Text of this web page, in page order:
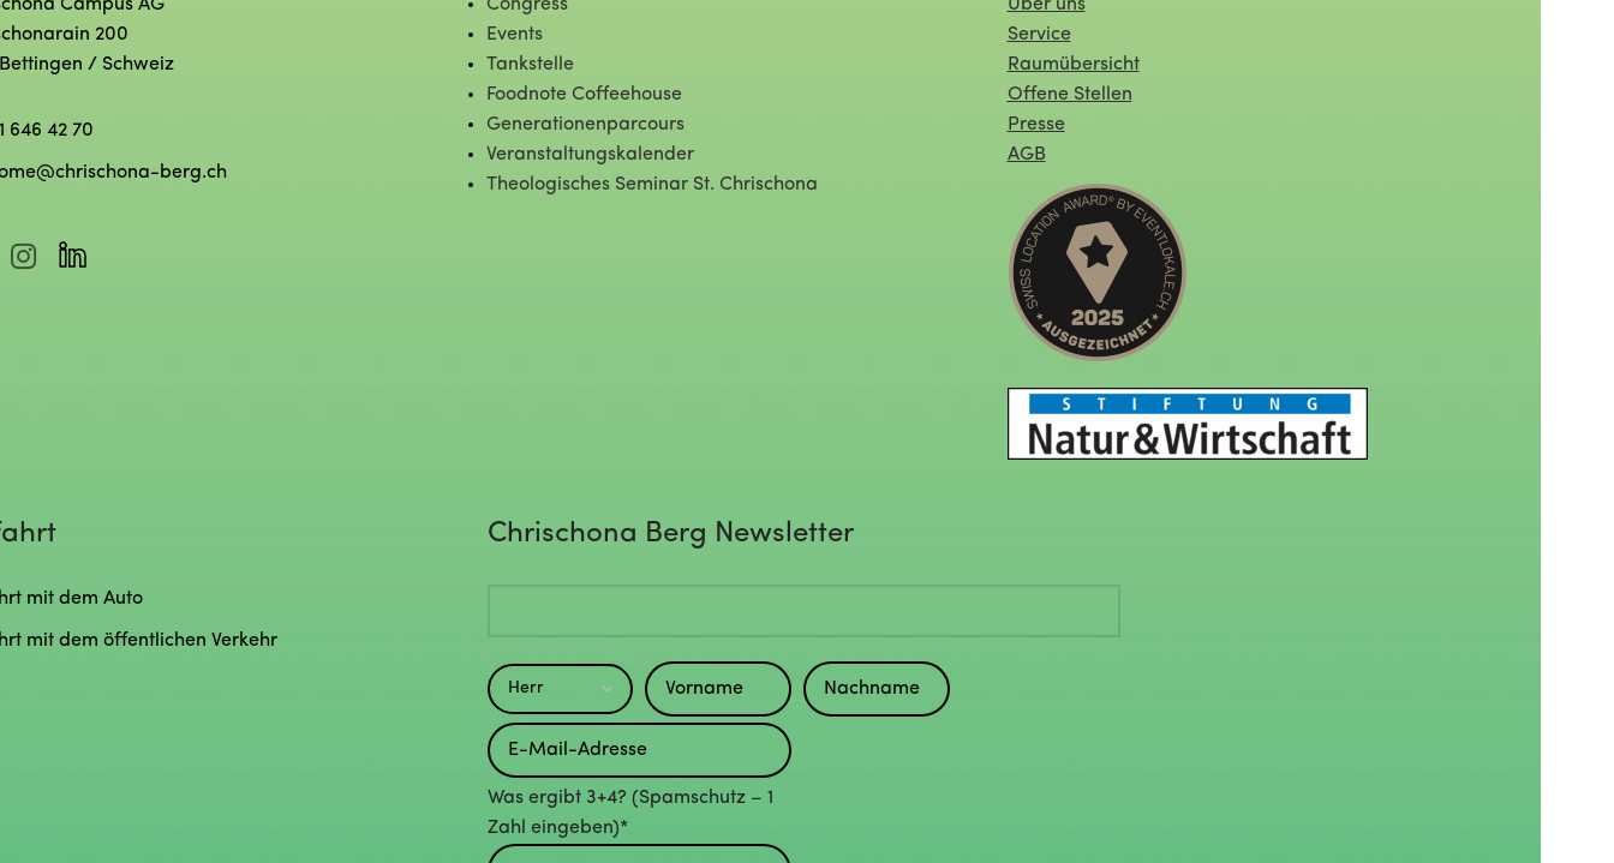
Campus AG
200
Bettingen / Schweiz
646 42 70
berg.ch
Congress
Events
Tankstelle
Foodnote Coffeehouse
Generationenparcours
Veranstaltungskalender
Theologisches Seminar St. Chrischona
Über uns
Service
Raumübersicht
Offene Stellen
Presse
AGB
mit dem Auto
mit dem öffentlichen Verkehr
Chrischona Berg Newsletter
Was ergibt 3+4? (Spamschutz – 1
Zahl eingeben)*